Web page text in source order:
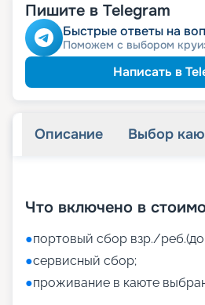
Пишите в Telegram
Быстрые ответы на
Поможем с выбором
Написать в
Описание Выбор
Что включено в
●портовый сбор взр./реб.(до
●сервисный сбор;
●проживание в каюте